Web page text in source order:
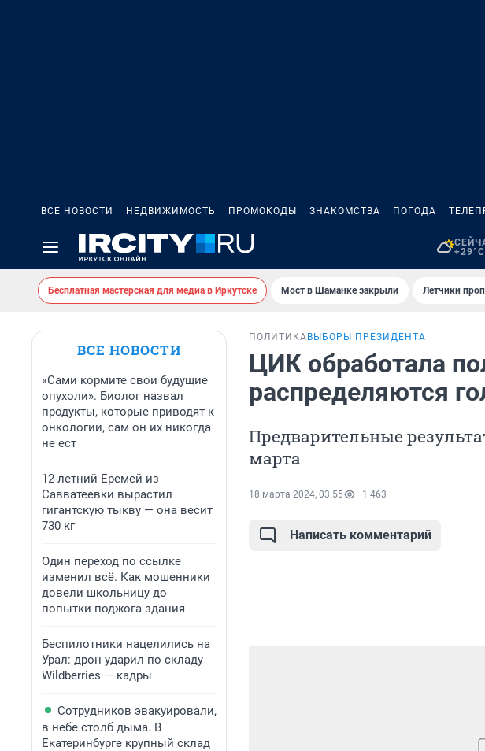
ВСЕ НОВОСТИ НЕДВИЖИМОСТЬ ПРОМОКОДЫ ЗНАКОМСТВА ПОГОДА
+29°C
Бесплатная мастерская для медиа в Иркутске Мост в Шаманке закрыли Летчики
ВСЕ НОВОСТИ
«Сами кормите свои будущие
опухоли». Биолог назвал
продукты, которые приводят к
онкологии, сам он их никогда
не ест
12-летний Еремей из
Савватеевки вырастил
гигантскую тыкву — она весит
730 кг
Один переход по ссылке
изменил всё. Как мошенники
довели школьницу до
попытки поджога здания
Беспилотники нацелились на
Урал: дрон ударил по складу
Wildberries — кадры
Сотрудников эвакуировали,
в небе столб дыма. В
Екатеринбурге крупный склад
ПОЛИТИКА ВЫБОРЫ ПРЕЗИДЕНТА
ЦИК обработала
распределяются
Предварительные
марта
18 марта 2024, 03:55 1 463
Написать комментарий